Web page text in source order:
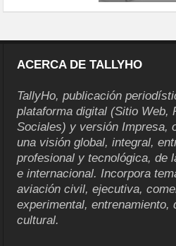
ACERCA DE TALLYHO
TallyHo, publicación
plataforma digital (Sitio Web,
Sociales) y versión Impresa,
una visión global, integral,
profesional y tecnológica, de
e internacional. Incorpora
aviación civil, ejecutiva,
experimental, entrenamiento,
cultural.